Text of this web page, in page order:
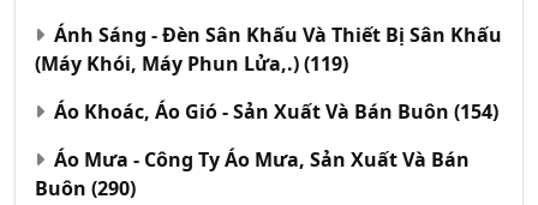
Ánh Sáng - Đèn Sân Khấu Và Thiết Bị Sân Khấu
(Máy Khói, Máy Phun Lửa,.)(119)
Áo Khoác, Áo Gió - Sản Xuất Và Bán Buôn (154)
Áo Mưa - Công Ty Áo Mưa, Sản Xuất Và Bán
Buôn (290)